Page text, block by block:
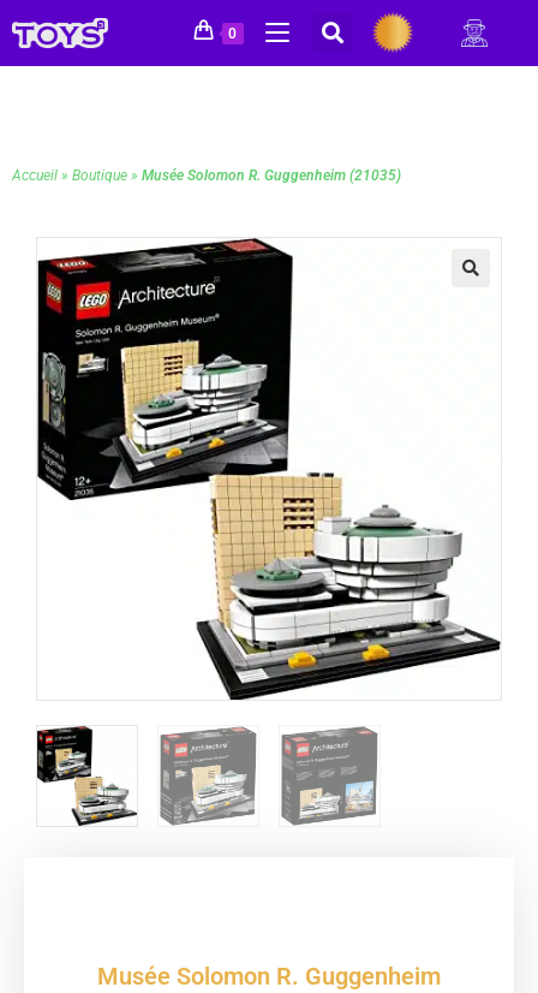
0
Accueil » Boutique » Musée Solomon R. Guggenheim (21035)
Musée Solomon R. Guggenheim